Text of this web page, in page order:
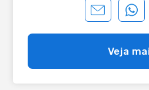
Veja